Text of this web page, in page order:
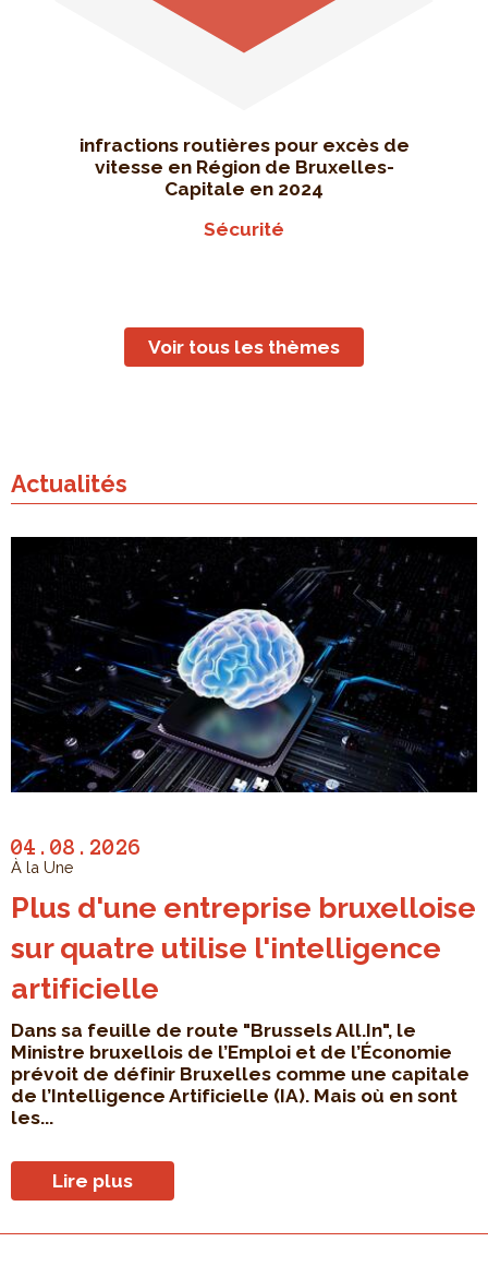
infractions routières pour excès de
vitesse en Région de Bruxelles-
Capitale en 2024
Sécurité
Voir tous les thèmes
Actualités
04.08.2026
À la Une
Plus d'une entreprise bruxelloise
sur quatre utilise l'intelligence
artificielle
Dans sa feuille de route "Brussels All.In", le
Ministre bruxellois de l’Emploi et de l’Économie
prévoit de définir Bruxelles comme une capitale
de l’Intelligence Artificielle (IA). Mais où en sont
les...
Lire plus